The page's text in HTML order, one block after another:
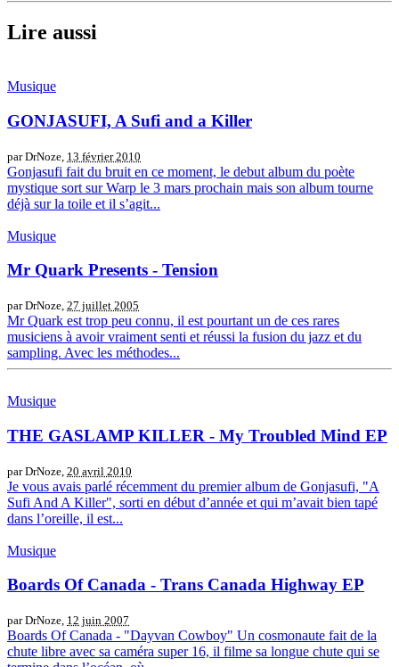
Lire aussi
Musique
GONJASUFI, A Sufi and a Killer
par DrNoze, 13 février 2010
Gonjasufi fait du bruit en ce moment, le debut album du poète
mystique sort sur Warp le 3 mars prochain mais son album tourne
déjà sur la toile et il s’agit...
Musique
Mr Quark Presents - Tension
par DrNoze, 27 juillet 2005
Mr Quark est trop peu connu, il est pourtant un de ces rares
musiciens à avoir vraiment senti et réussi la fusion du jazz et du
sampling. Avec les méthodes...
Musique
THE GASLAMP KILLER - My Troubled Mind EP
par DrNoze, 20 avril 2010
Je vous avais parlé récemment du premier album de Gonjasufi, "A
Sufi And A Killer", sorti en début d’année et qui m’avait bien tapé
dans l’oreille, il est...
Musique
Boards Of Canada - Trans Canada Highway EP
par DrNoze, 12 juin 2007
Boards Of Canada - "Dayvan Cowboy" Un cosmonaute fait de la
chute libre avec sa caméra super 16, il filme sa longue chute qui se